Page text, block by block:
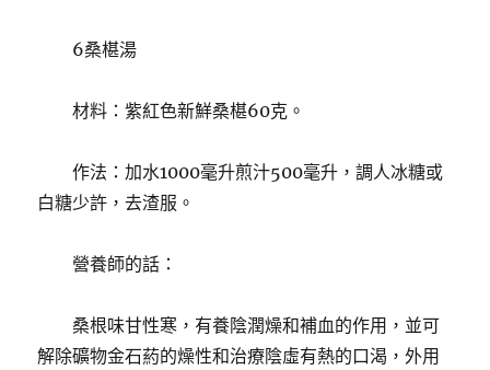
6桑椹湯
材料：紫紅色新鮮桑椹60克。
作法：加水1000毫升煎汁500毫升，調人冰糖或
白糖少許，去渣服。
營養師的話：
桑根味甘性寒，有養陰潤燥和補血的作用，並可
解除礦物金石葯的燥性和治療陰虛有熱的口渴，外用